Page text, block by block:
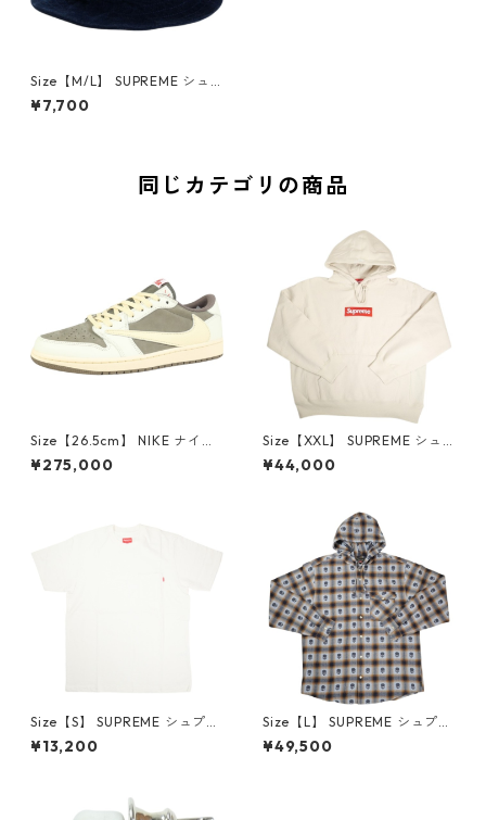
Size【M/L】 SUPREME シュ
プリーム 15SS Corduroy Crus
her Navy クラッシャーハット
¥7,700
同じカテゴリの商品
Size【26.5cm】 NIKE ナイキ
×Travis Scott AIR JORDAN 1
LOW Reverse Mocha DM786
¥275,000
Size【XXL】 SUPREME シュ
プリーム 24AW Box Logo Ho
oded Sweatshirt Stone ボッ
¥44,000
Size【S】 SUPREME シュプリ
ーム S/S Pocket Tee White T
シャツ 白 【新古品・未使用
¥13,200
Size【L】 SUPREME シュプリ
ーム ×Number (N)ine 25FW
Hooded Flannel Shirt Blue
¥49,500